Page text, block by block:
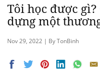
Tôi học được
dựng một
Nov 29, 2022 | By TonBinh